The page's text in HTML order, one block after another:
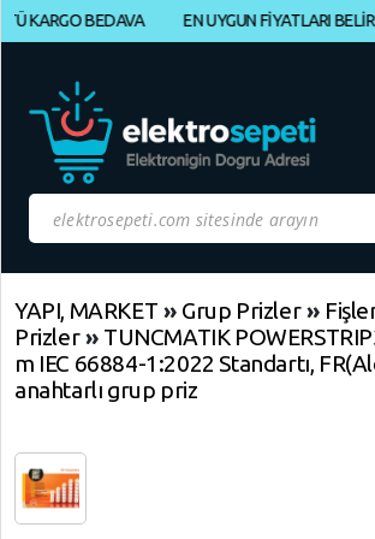
BEDAVA EN UYGUN FİYATLARI
Müşteri
Yeni
Gelenler
İndirimdekiler
Kategoriye
Göre
Alışveriş
ELEKTRONİK
BİLGİSAYAR,
Geri
Dön
Geri
Dön
Geri
Dön
YAPI, MARKET » Grup Prizler»
Prizler» TUNCMATIK
m IEC 66884-1:2022 Standartı,
anahtarlı grup priz